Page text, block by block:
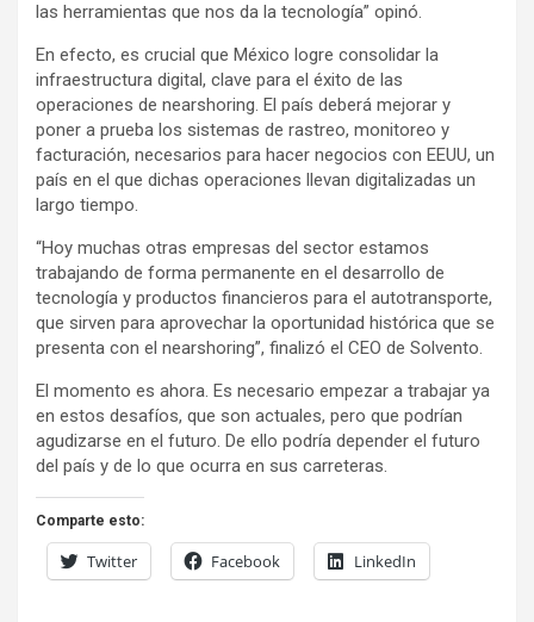
las herramientas que nos da la tecnología” opinó.
En efecto, es crucial que México logre consolidar la
infraestructura digital, clave para el éxito de las
operaciones de nearshoring. El país deberá mejorar y
poner a prueba los sistemas de rastreo, monitoreo y
facturación, necesarios para hacer negocios con EEUU, un
país en el que dichas operaciones llevan digitalizadas un
largo tiempo.
“Hoy muchas otras empresas del sector estamos
trabajando de forma permanente en el desarrollo de
tecnología y productos financieros para el autotransporte,
que sirven para aprovechar la oportunidad histórica que se
presenta con el nearshoring”, finalizó el CEO de Solvento.
El momento es ahora. Es necesario empezar a trabajar ya
en estos desafíos, que son actuales, pero que podrían
agudizarse en el futuro. De ello podría depender el futuro
del país y de lo que ocurra en sus carreteras.
Comparte esto:
Twitter Facebook LinkedIn